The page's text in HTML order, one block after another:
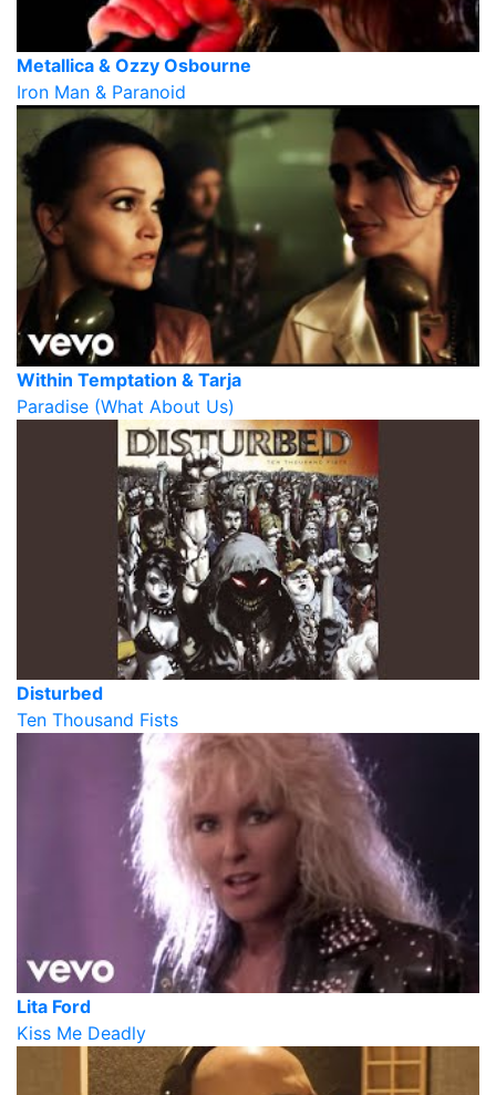
Metallica & Ozzy Osbourne
Iron Man & Paranoid
Within Temptation & Tarja
Paradise (What About Us)
Disturbed
Ten Thousand Fists
Lita Ford
Kiss Me Deadly